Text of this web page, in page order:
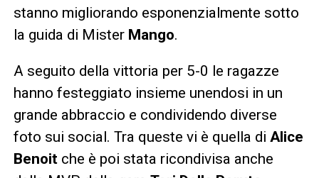
stanno migliorando esponenzialmente sotto
la guida di Mister Mango.
A seguito della vittoria per 5-0 le ragazze
hanno festeggiato insieme unendosi in un
grande abbraccio e condividendo diverse
foto sui social. Tra queste vi è quella di Alice
Benoit che è poi stata ricondivisa anche